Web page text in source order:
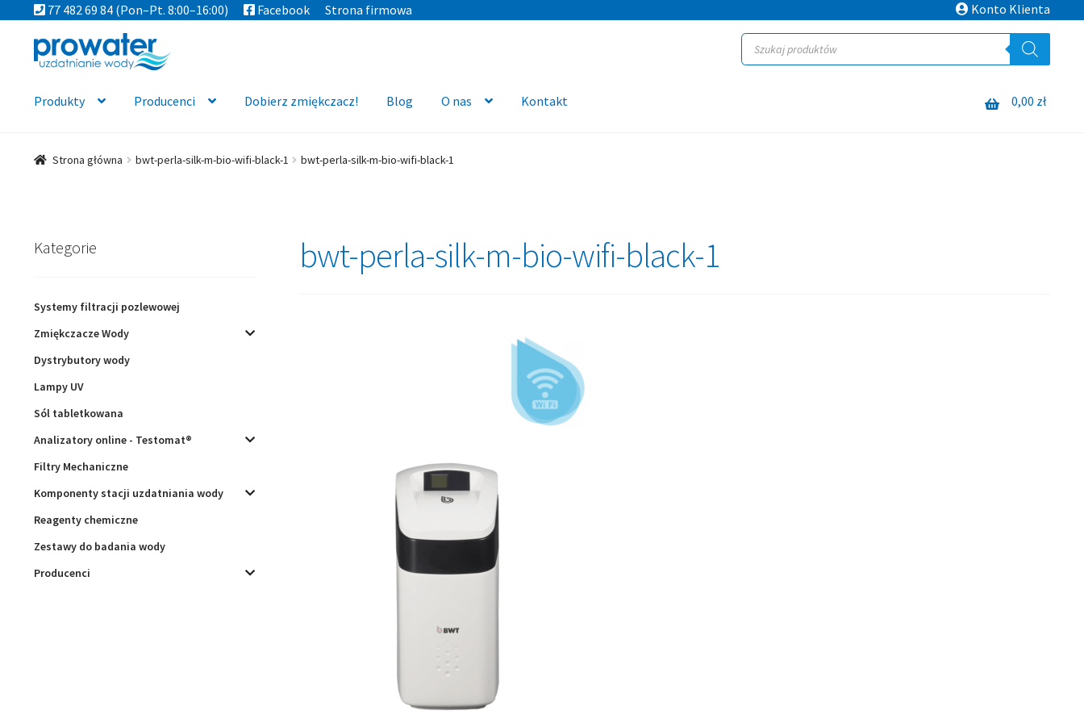
77 482 69 84(Pon–Pt. 8:00–16:00) Facebook Strona firmowa Konto Klienta
Przejdź
do
Przejdź
do
Wyszukiwarka
produktów
Produkty Producenci Dobierz zmiękczacz! Blog O nas Kontakt 0,00 zł
Strona główna bwt-perla-silk-m-bio-wifi-black-1 bwt-perla-silk-m-bio-wifi-black-1
bwt-perla-silk-m-bio-wifi-black-1
Kategorie
Systemy filtracji pozlewowej
Zmiękczacze Wody
Dystrybutory wody
Lampy UV
Sól tabletkowana
Analizatory online - Testomat®
Filtry Mechaniczne
Komponenty stacji uzdatniania wody
Reagenty chemiczne
Zestawy do badania wody
Producenci